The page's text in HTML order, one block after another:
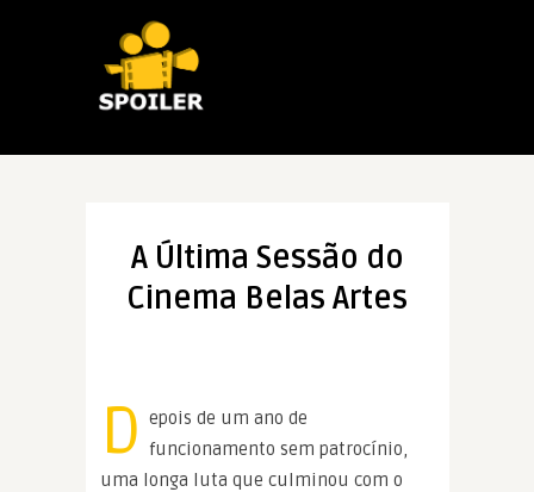
A Última Sessão do
Cinema Belas Artes
D epois de um ano de
funcionamento sem patrocínio,
uma longa luta que culminou com o